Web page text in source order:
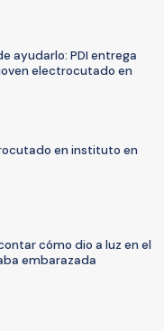
ayudarlo: PDI entrega
electrocutado en
en instituto en
cómo dio a luz en el
embarazada